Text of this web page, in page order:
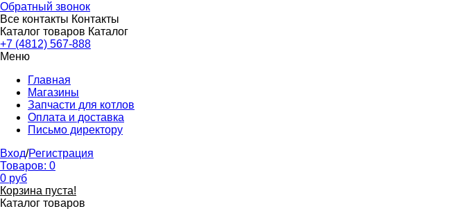
Обратный звонок
Все контакты Контакты
Каталог товаров Каталог
+7 (4812) 567-888
Меню
Главная
Магазины
Запчасти для котлов
Оплата и доставка
Письмо директору
Вход/Регистрация
Товаров: 0
0 руб
Корзина пуста!
Каталог товаров